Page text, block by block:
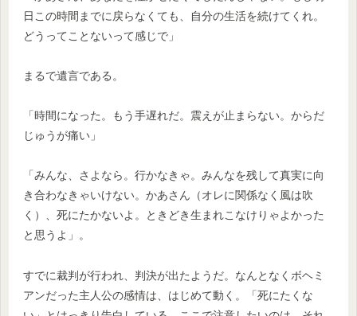
日この時間までに戻らなくても、自分の生活を続けてくれ。
どうってことないって感じで」
まるで遺言である。
「時間になった。もう手遅れだ。震えが止まらない。からだ
じゅうが痛い」
「みんな、さよなら。行かなきゃ。みんなを残して真実に向
き合わなきゃいけない。かあさん（オレに関係なく風は吹
く）、死にたかないよ。ときどき生まれこなけりゃよかった
と思うよ」。
すでに裁判が行われ、判決が出たようだ。なんとなくボヘミ
アンだった主人公の感情は、はじめて動く。「死にたくな